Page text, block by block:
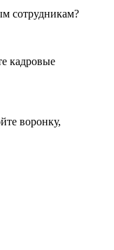
сотрудникам?
кадровые
воронку,